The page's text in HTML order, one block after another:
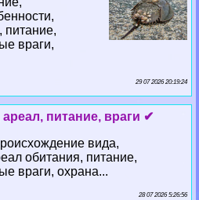
питание,
враги,
29 07 2026 20:19:24
питание, враги ✔
вида,
обитания, питание,
враги, охрана...
28 07 2026 5:26:56